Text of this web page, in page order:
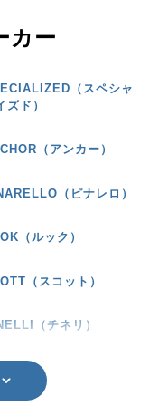
カー
（スペシャ
ズド）
（アンカー）
（ピナレロ）
（ルック）
（スコット）
（チネリ）